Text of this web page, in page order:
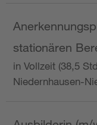
stationären
in Vollzeit (38,5
Niedernhausen-